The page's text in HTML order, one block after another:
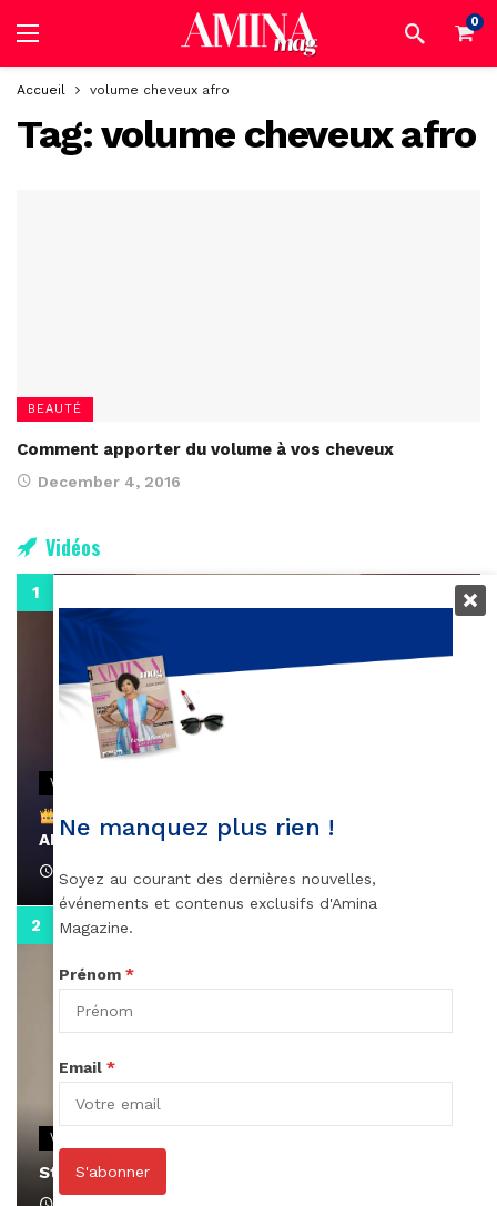
0
Accueil volume cheveux afro
Tag:volume cheveux afro
BEAUTÉ
Comment apporter du volume à vos cheveux
December 4, 2016
Vidéos
VIDEOS
Remerciements à Ayden pour son message sur
AMINA, le Magazine de la Femme
April 1, 2022
VIDEOS
Stacy passe un message
Ne manquez plus rien !
Soyez au courant des dernières nouvelles,
événements et contenus exclusifs d'Amina
Magazine.
Prénom *
Email *
S'abonner